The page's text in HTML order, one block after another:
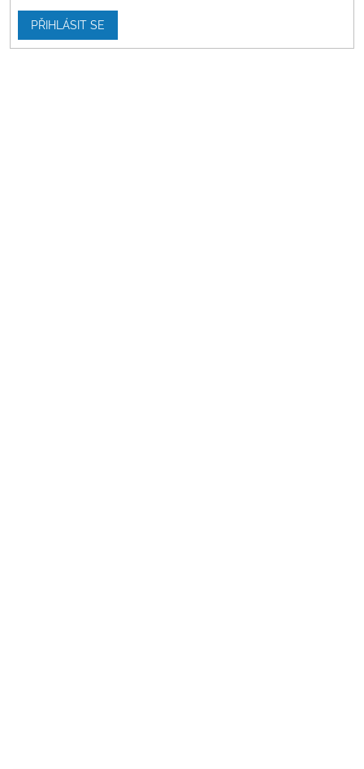
PŘIHLÁSIT SE